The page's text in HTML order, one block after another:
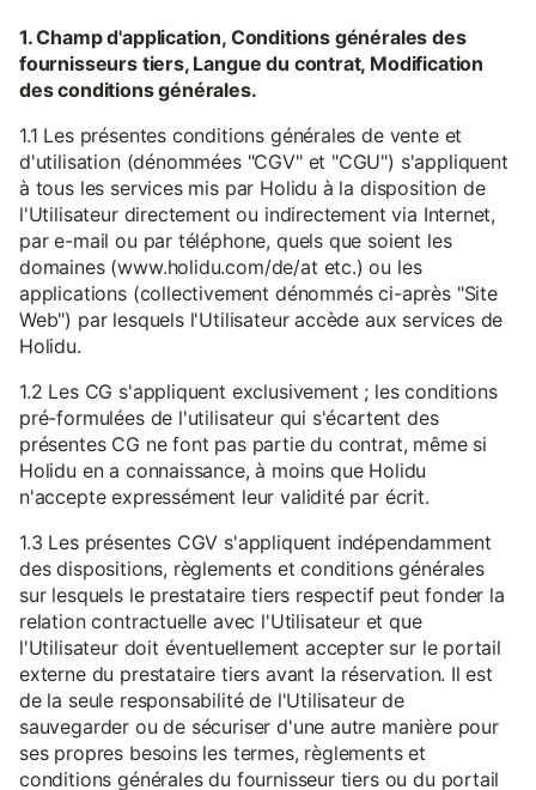
1. Champ d'application, Conditions générales des
fournisseurs tiers, Langue du contrat, Modification
des conditions générales.
1.1 Les présentes conditions générales de vente et
d'utilisation (dénommées "CGV" et "CGU") s'appliquent
à tous les services mis par Holidu à la disposition de
l'Utilisateur directement ou indirectement via Internet,
par e-mail ou par téléphone, quels que soient les
domaines (www.holidu.com/de/at etc.) ou les
applications (collectivement dénommés ci-après "Site
Web") par lesquels l'Utilisateur accède aux services de
Holidu.
1.2 Les CG s'appliquent exclusivement ; les conditions
pré-formulées de l'utilisateur qui s'écartent des
présentes CG ne font pas partie du contrat, même si
Holidu en a connaissance, à moins que Holidu
n'accepte expressément leur validité par écrit.
1.3 Les présentes CGV s'appliquent indépendamment
des dispositions, règlements et conditions générales
sur lesquels le prestataire tiers respectif peut fonder la
relation contractuelle avec l'Utilisateur et que
l'Utilisateur doit éventuellement accepter sur le portail
externe du prestataire tiers avant la réservation. Il est
de la seule responsabilité de l'Utilisateur de
sauvegarder ou de sécuriser d'une autre manière pour
ses propres besoins les termes, règlements et
conditions générales du fournisseur tiers ou du portail